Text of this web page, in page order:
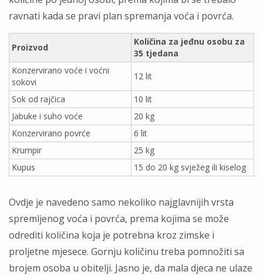
ravnati kada se pravi plan spremanja voća i povrća.
Proizvod
Količina za jeđnu osobu za
35 tjedana
Konzervirano voće i voćni
sokovi
12 lit
Sok od rajčica
10 lit
Jabuke i suho voće
20 kg
Konzervirano povrće
6 lit
Krumpir
25 kg
Kupus
15 do 20 kg svježeg ili kiselog
Ovdje je navedeno samo nekoliko najglavnijih vrsta
spremljenog voća i povrća, prema kojima se može
odrediti količina koja je potrebna kroz zimske i
proljetne mjesece. Gornju količinu treba pomnožiti sa
brojem osoba u obitelji. Jasno je, da mala djeca ne ulaze